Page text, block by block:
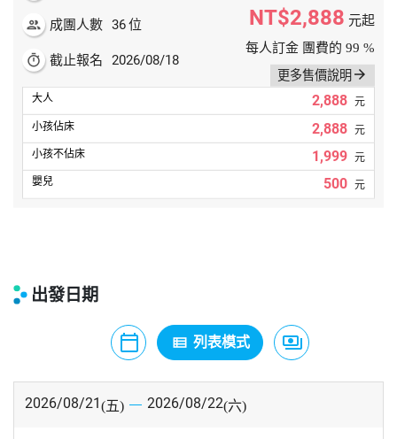
people 成團人數 36位
timer 截止報名 2026/08/18
NT$2,888 元起
每人訂金 團費的 99 %
更多售價說明 arrow_forward
2,888 元
2,888 元
1,999 元
500 元
出發日期
calendar_today
月曆模式
view_list
列表模式 payments
價格模式
2026/08/21(五) 2026/08/22(六)